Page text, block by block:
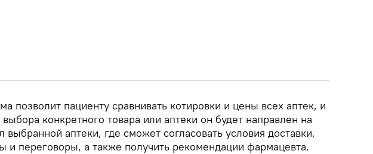
позволит пациенту сравнивать котировки и цены всех аптек, и
конкретного товара или аптеки он будет направлен на
выбранной аптеки, где сможет согласовать условия доставки,
и переговоры, а также получить рекомендации фармацевта.